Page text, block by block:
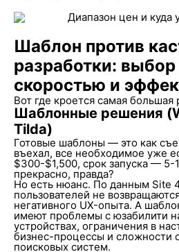
Шаблон против
разработки:
скоростью и
Вот где кроется самая
Шаблонные решения
Tilda)
Готовые шаблоны — это как
въехал, все необходимое уже
$300-$1,500, срок запуска — 5-
прекрасно, правда?
Но есть нюанс. По данным Site
пользователей не
негативного UX-опыта. А
имеют проблемы с юзабилити
устройствах, ограничения в
бизнес-процессы и сложности
поисковых систем.